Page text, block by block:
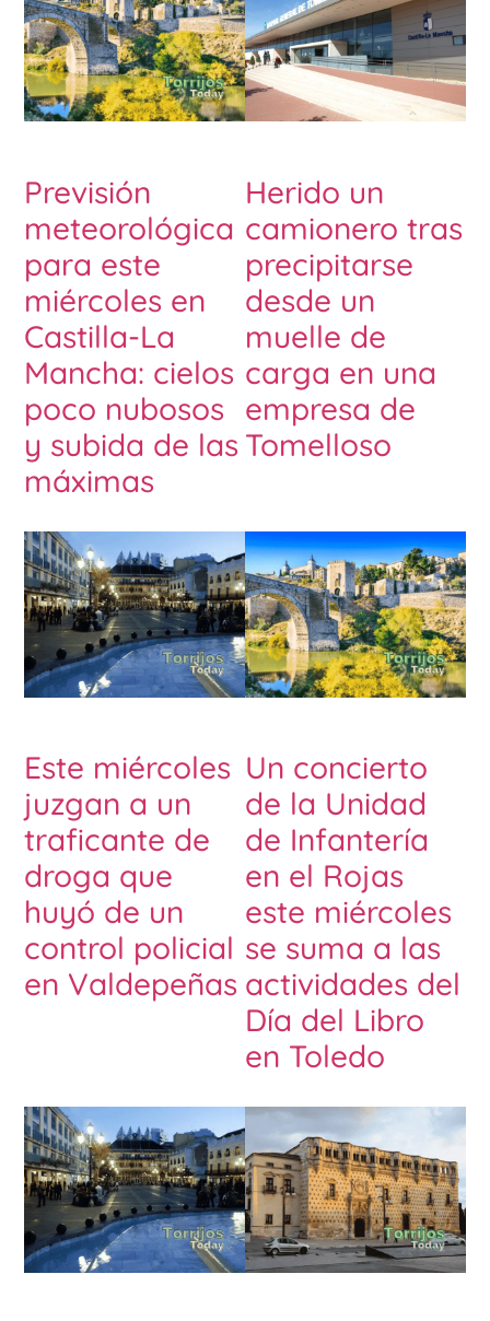
Previsión
meteorológica
para este
miércoles en
Castilla-La
Mancha: cielos
poco nubosos
y subida de las
máximas
Herido un
camionero tras
precipitarse
desde un
muelle de
carga en una
empresa de
Tomelloso
Este miércoles
juzgan a un
traficante de
droga que
huyó de un
control policial
en Valdepeñas
Un concierto
de la Unidad
de Infantería
en el Rojas
este miércoles
se suma a las
actividades del
Día del Libro
en Toledo